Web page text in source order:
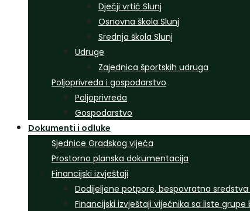
Dječji vrtić Slunj
Osnovna škola Slunj
Srednja škola Slunj
Udruge
Zajednica športskih udruga
Poljoprivreda i gospodarstvo
Poljoprivreda
Gospodarstvo
Dokumenti i odluke
Sjednice Gradskog vijeća
Prostorno planska dokumentacija
Financijski izvještaji
Dodijeljene potpore, bespovratna
Financijski izvještaji vijećnika sa liste grupe